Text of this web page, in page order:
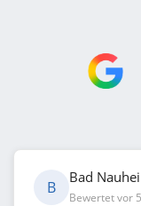
B
Bad
Bewertet vor